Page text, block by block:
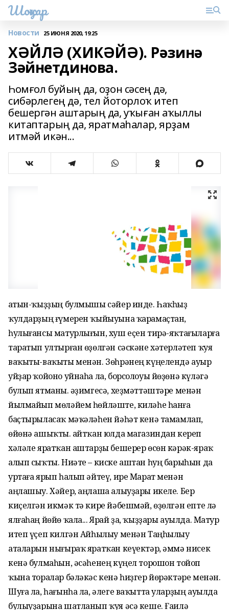
Шоңҡар
Новости 25 ИЮНЯ 2020, 19:25
ХӘЙЛӘ (ХИКӘЙӘ). Рәзинә
Зәйнетдинова.
Һомғол буйың да, оҙон сәсең дә,
сибәрлегең дә, тел йоторлоҡ итеп
бешергән аштарың да, уҡыған аҡыллы
китаптарың да, яратмаһалар, ярҙам
итмәй икән...
Ҡатын-ҡыҙҙың булмышы сәйер инде. Һаҡһыҙ
ҡулдарҙың ғүмерен ҡыйыуына ҡарамаҫтан,
һулығансы матурлығын, хуш еҫен тирә-яҡтағыларға
таратып ултырған өҙөлгән сәскәне хәтерләтеп ҡуя
ваҡыты-ваҡыты менән. Зөһрәнең күңелендә ауыр
уйҙар ҡойоно уйнаһа ла, борсолоуы йөҙөнә күләгә
булып ятманы. Ҡәҙимгесә, хеҙмәттәштәре менән
йылмайып мөләйем һөйләште, киләһе һанға
баҫтырыласаҡ мәҡәләһен йәһәт кенә тамамлап,
өйөнә ашыҡты. Ҡайтҡан юлда магазиндан кереп
хәләле яратҡан аштарҙы бешерер өсөн кәрәк-яраҡ
алып сыҡты. Ниәте – киске аштан һуң барыһын да
уртаға ярып һалып әйтеү, ире Марат менән
аңлашыу. Хәйер, аңлаша алыуҙары икеле. Бер
киҫелгән икмәк тә кире йәбешмәй, өҙөлгән епте лә
ялғаһаң йөйө ҡала... Ярай ҙа, ҡыҙҙары ауылда. Матур
итеп үҫеп килгән Айһылыу менән Таңһылыу
аталарын нығыраҡ яратҡан кеүектәр, әммә нисек
кенә булмаһын, әсәһенең күңел торошон тойоп
ҡына торалар бәләкәс кенә һиҙгер йөрәктәре менән.
Шуға ла, һағынһа ла, әлеге ваҡытта уларҙың ауылда
булыуҙарына шатланып ҡуя әсә кеше. Ғаилә